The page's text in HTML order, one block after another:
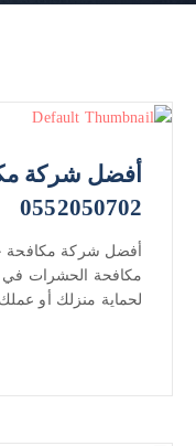
أفضل شركة
0552050702
أفضل شركة مكافحة
مكافحة الحشرات في
لحماية منزلك أو